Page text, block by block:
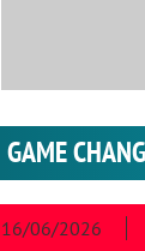
GAME
16/06/2026